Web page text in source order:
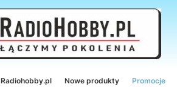
Radiohobby.pl Nowe produkty Promocje